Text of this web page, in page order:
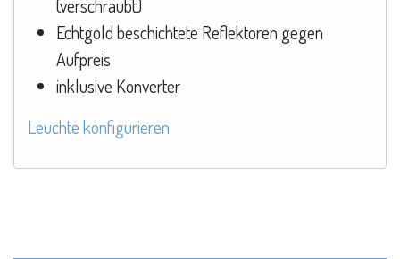
(verschraubt)
Echtgold beschichtete Reflektoren gegen
Aufpreis
inklusive Konverter
Leuchte konfigurieren